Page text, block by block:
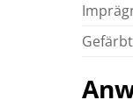
Gefärbt